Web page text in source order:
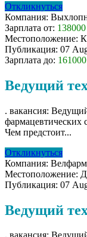
Откликнуться
Компания:
Зарплата от:
Местоположение:
Публикация: 07
Зарплата до:
Ведущий
. вакансия:
фармацевтических
Чем предстоит...
Откликнуться
Компания:
Местоположение:
Публикация: 07
Ведущий